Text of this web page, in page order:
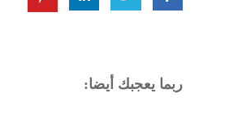
ربما يعجبك أيضا: